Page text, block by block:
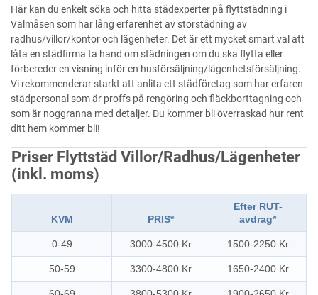
Här kan du enkelt söka och hitta städexperter på flyttstädning i
Valmåsen som har lång erfarenhet av storstädning av
radhus/villor/kontor och lägenheter. Det är ett mycket smart val att
låta en städfirma ta hand om städningen om du ska flytta eller
förbereder en visning inför en husförsäljning/lägenhetsförsäljning.
Vi rekommenderar starkt att anlita ett städföretag som har erfaren
städpersonal som är proffs på rengöring och fläckborttagning och
som är noggranna med detaljer. Du kommer bli överraskad hur rent
ditt hem kommer bli!
Priser Flyttstäd Villor/Radhus/Lägenheter
(inkl. moms)
KVM PRIS*
Efter RUT-
avdrag*
0-49 3000-4500 Kr 1500-2250 Kr
50-59 3300-4800 Kr 1650-2400 Kr